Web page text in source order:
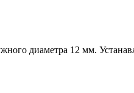
диаметра 12 мм.